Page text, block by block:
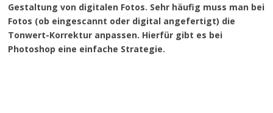
Gestaltung von digitalen Fotos. Sehr häufig muss man bei
Fotos (ob eingescannt oder digital angefertigt) die
Tonwert-Korrektur anpassen. Hierfür gibt es bei
Photoshop eine einfache Strategie.